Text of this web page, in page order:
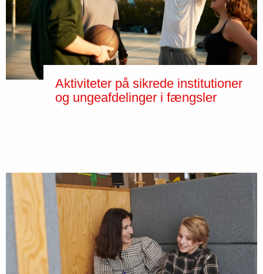
Aktiviteter på sikrede institutioner
og ungeafdelinger i fængsler